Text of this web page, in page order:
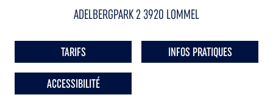
ADELBERGPARK 2 3920 LOMMEL
TARIFS INFOS PRATIQUES
ACCESSIBILITÉ